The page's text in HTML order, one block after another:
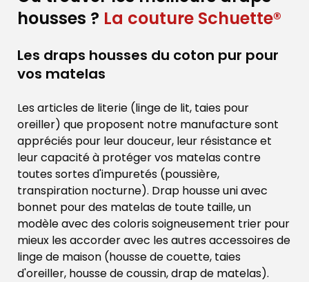
housses ? La couture Schuette®
Les draps housses du coton pur pour
vos matelas
Les articles de literie (linge de lit, taies pour
oreiller) que proposent notre manufacture sont
appréciés pour leur douceur, leur résistance et
leur capacité à protéger vos matelas contre
toutes sortes d'impuretés (poussière,
transpiration nocturne). Drap housse uni avec
bonnet pour des matelas de toute taille, un
modèle avec des coloris soigneusement trier pour
mieux les accorder avec les autres accessoires de
linge de maison (housse de couette, taies
d'oreiller, housse de coussin, drap de matelas).